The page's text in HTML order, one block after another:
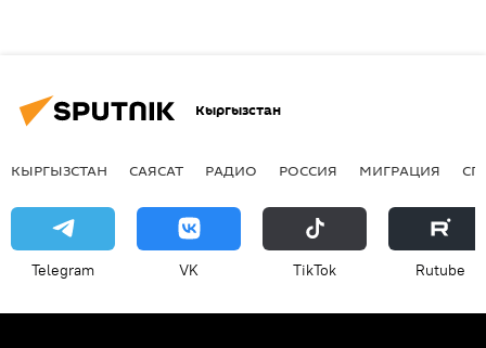
Кыргызстан
КЫРГЫЗСТАН САЯСАТ РАДИО РОССИЯ МИГРАЦИЯ
Telegram VK ТikТоk Rutube